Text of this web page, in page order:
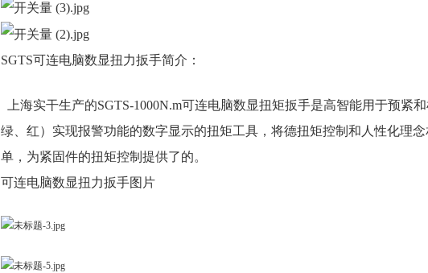
SGTS可连电脑数显扭力扳手简介 ：
上海实干生产的SGTS-1000N.m可连电脑数显扭矩扳手是高智能用于预紧
绿、红）实现报警功能的数字显示的扭矩工具，将德扭矩控制和人性化理
单，为紧固件的扭矩控制提供了的。
可连电脑数显扭力扳手图片